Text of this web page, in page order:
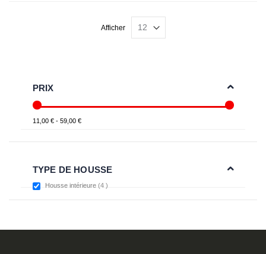
Afficher
PRIX
11,00 € - 59,00 €
TYPE DE HOUSSE
Housse intérieure 4 items